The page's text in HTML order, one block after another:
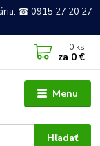
☎ 0915 27 20 27
Menu
Hľadať
0 ks
za 0 €